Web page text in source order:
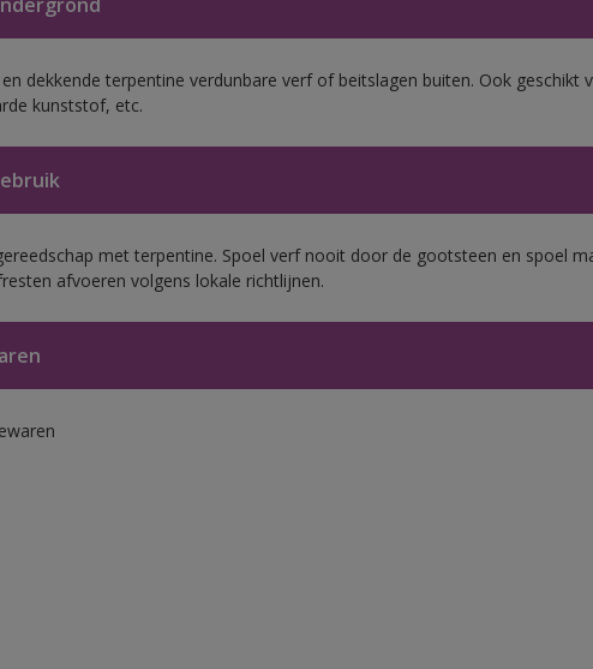
dekkende terpentine verdunbare verf of beitslagen buiten. Ook geschikt
kunststof, etc.
met terpentine. Spoel verf nooit door de gootsteen en spoel
afvoeren volgens lokale richtlijnen.